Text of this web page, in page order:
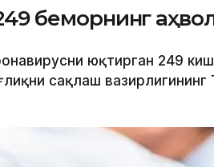
беморнинг
юқтирган 249
сақлаш вазирлигининг